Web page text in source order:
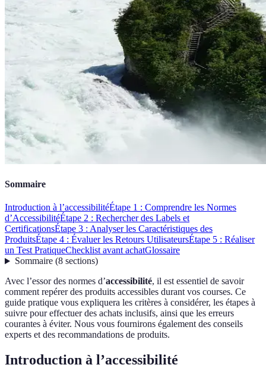
Sommaire
Introduction à l’accessibilitéÉtape 1 : Comprendre les Normes
d’AccessibilitéÉtape 2 : Rechercher des Labels et
CertificationsÉtape 3 : Analyser les Caractéristiques des
ProduitsÉtape 4 : Évaluer les Retours UtilisateursÉtape 5 : Réaliser
un Test PratiqueChecklist avant achatGlossaire
Sommaire(8 sections)
Avec l’essor des normes d’accessibilité, il est essentiel de savoir
comment repérer des produits accessibles durant vos courses. Ce
guide pratique vous expliquera les critères à considérer, les étapes à
suivre pour effectuer des achats inclusifs, ainsi que les erreurs
courantes à éviter. Nous vous fournirons également des conseils
experts et des recommandations de produits.
Introduction à l’accessibilité